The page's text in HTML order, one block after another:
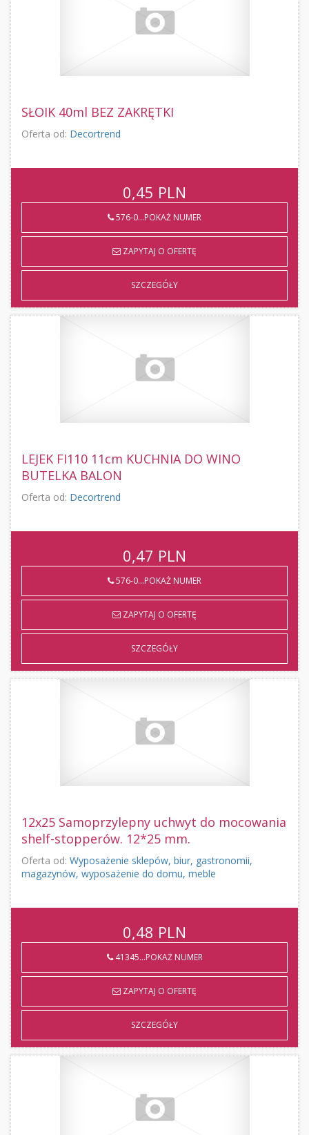
SŁOIK 40ml BEZ ZAKRĘTKI
Oferta od: Decortrend
0,45 PLN
576-0...POKAŻ NUMER
ZAPYTAJ O OFERTĘ
SZCZEGÓŁY
LEJEK FI110 11cm KUCHNIA DO WINO
BUTELKA BALON
Oferta od: Decortrend
0,47 PLN
576-0...POKAŻ NUMER
ZAPYTAJ O OFERTĘ
SZCZEGÓŁY
12x25 Samoprzylepny uchwyt do mocowania
shelf-stopperów. 12*25 mm.
Oferta od: Wyposażenie sklepów, biur, gastronomii,
magazynów, wyposażenie do domu, meble
0,48 PLN
41345...POKAŻ NUMER
ZAPYTAJ O OFERTĘ
SZCZEGÓŁY